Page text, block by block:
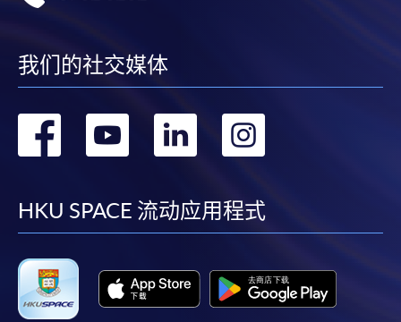
我们的社交媒体
转
facebook
转
youtube
转
linkedin
转
HKU SPACE 流动应用程式